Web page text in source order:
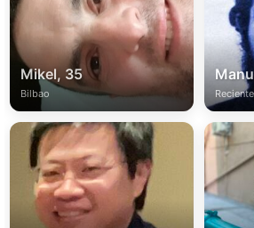
Mikel, 35
Bilbao Reciente